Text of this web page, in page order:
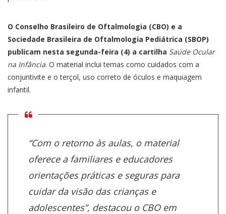
O Conselho Brasileiro de Oftalmologia (CBO) e a
Sociedade Brasileira de Oftalmologia Pediátrica (SBOP)
publicam nesta segunda-feira (4) a cartilha Saúde Ocular
na Infância. O material inclui temas como cuidados com a
conjuntivite e o terçol, uso correto de óculos e maquiagem
infantil.
“Com o retorno às aulas, o material
oferece a familiares e educadores
orientações práticas e seguras para
cuidar da visão das crianças e
adolescentes”, destacou o CBO em